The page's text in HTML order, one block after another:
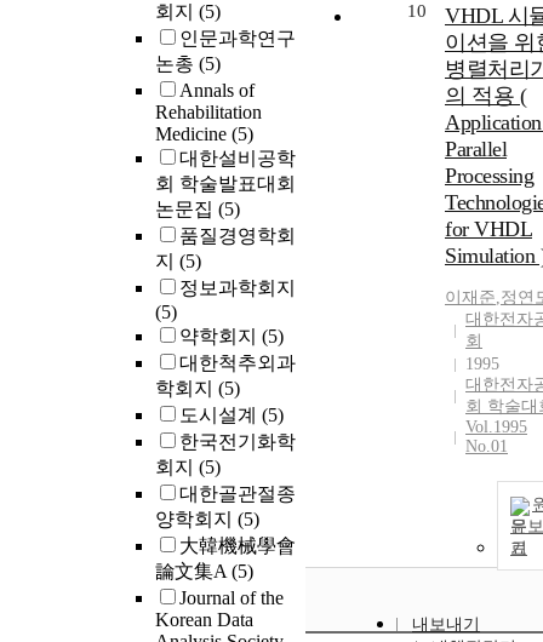
회지 (5)
인문과학연구
논총 (5)
Annals of
Rehabilitation
Medicine (5)
대한설비공학
회 학술발표대회
논문집 (5)
품질경영학회
지 (5)
정보과학회지
(5)
약학회지 (5)
대한척추외과
학회지 (5)
도시설계 (5)
한국전기화학
회지 (5)
대한골관절종
양학회지 (5)
大韓機械學會
論文集A(5)
Journal of the
Korean Data
10
VHDL 시
이션을 위
병렬처리
의 적용 (
Parallel
Processing
for VHDL
Simulation
이재준,정연
대한전자
회
1995
대한전자
회 학술대
Vol.1995
No.01
문보
기
내보내기